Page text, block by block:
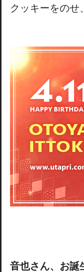
クッキーをのせ
音也さん、お誕